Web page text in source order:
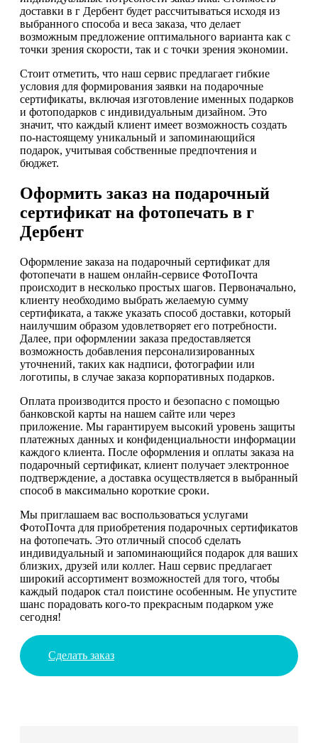
доставки в г Дербент будет рассчитываться исходя из
выбранного способа и веса заказа, что делает
возможным предложение оптимального варианта как с
точки зрения скорости, так и с точки зрения экономии.
Стоит отметить, что наш сервис предлагает гибкие
условия для формирования заявки на подарочные
сертификаты, включая изготовление именных подарков
и фотоподарков с индивидуальным дизайном. Это
значит, что каждый клиент имеет возможность создать
по-настоящему уникальный и запоминающийся
подарок, учитывая собственные предпочтения и
бюджет.
Оформить заказ на подарочный
сертификат на фотопечать в г
Дербент
Оформление заказа на подарочный сертификат для
фотопечати в нашем онлайн-сервисе ФотоПочта
происходит в несколько простых шагов. Первоначально,
клиенту необходимо выбрать желаемую сумму
сертификата, а также указать способ доставки, который
наилучшим образом удовлетворяет его потребности.
Далее, при оформлении заказа предоставляется
возможность добавления персонализированных
уточнений, таких как надписи, фотографии или
логотипы, в случае заказа корпоративных подарков.
Оплата производится просто и безопасно с помощью
банковской карты на нашем сайте или через
приложение. Мы гарантируем высокий уровень защиты
платежных данных и конфиденциальности информации
каждого клиента. После оформления и оплаты заказа на
подарочный сертификат, клиент получает электронное
подтверждение, а доставка осуществляется в выбранный
способ в максимально короткие сроки.
Мы приглашаем вас воспользоваться услугами
ФотоПочта для приобретения подарочных сертификатов
на фотопечать. Это отличный способ сделать
индивидуальный и запоминающийся подарок для ваших
близких, друзей или коллег. Наш сервис предлагает
широкий ассортимент возможностей для того, чтобы
каждый подарок стал поистине особенным. Не упустите
шанс порадовать кого-то прекрасным подарком уже
сегодня!
Сделать заказ